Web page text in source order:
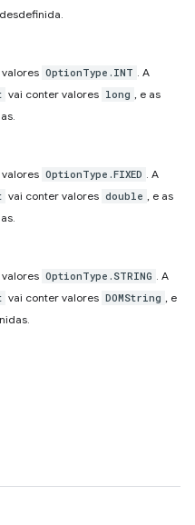
OptionType.INT . A
vai conter valores long , e as
OptionType.FIXED . A
vai conter valores double , e as
OptionType.STRING . A
vai conter valores DOMString , e